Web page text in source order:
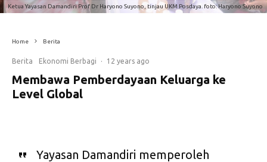
Ketua Yayasan Damandiri Prof Dr Haryono Suyono, tinjau UKM Posdaya. foto: Haryono Suyono
Home Berita
Berita Ekonomi Berbagi · 12 years ago
Membawa Pemberdayaan Keluarga ke
Level Global
Yayasan Damandiri memperoleh